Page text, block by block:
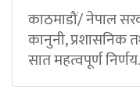
काठमाडौं/ नेपाल
कानुनी, प्रशासनिक
सात महत्वपूर्ण